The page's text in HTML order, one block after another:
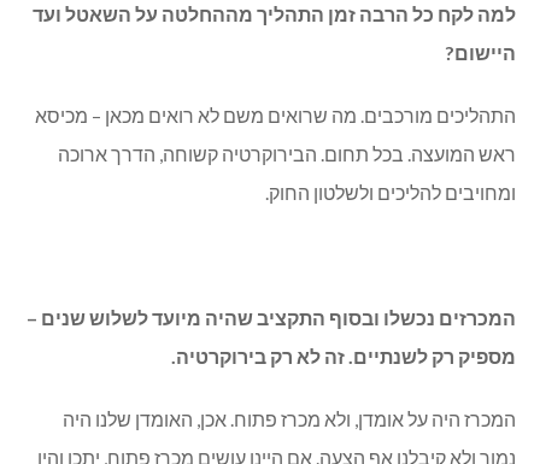
למה לקח כל הרבה זמן התהליך מההחלטה על השאטל ועד
היישום?
התהליכים מורכבים. מה שרואים משם לא רואים מכאן – מכיסא
ראש המועצה. בכל תחום. הבירוקרטיה קשוחה, הדרך ארוכה
ומחויבים להליכים ולשלטון החוק.
המכרזים נכשלו ובסוף התקציב שהיה מיועד לשלוש שנים –
מספיק רק לשנתיים. זה לא רק בירוקרטיה.
המכרז היה על אומדן, ולא מכרז פתוח. אכן, האומדן שלנו היה
נמוך ולא קיבלנו אף הצעה. אם היינו עושים מכרז פתוח, יתכן והיו